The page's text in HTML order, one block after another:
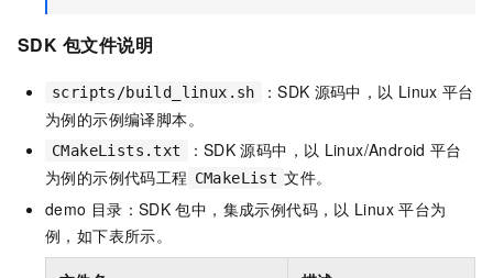
SDK 包文件说明
scripts/build_linux.sh ：SDK 源码中，以 Linux 平台
为例的示例编译脚本。
CMakeLists.txt ：SDK 源码中，以 Linux/Android 平台
为例的示例代码工程 CMakeList 文件。
demo 目录：SDK 包中，集成示例代码，以 Linux 平台为
例，如下表所示。